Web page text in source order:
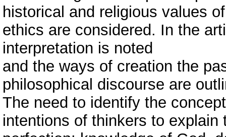
historical and religious values
ethics are considered. In the
interpretation is noted
and the ways of creation the
philosophical discourse are
The need to identify the
intentions of thinkers to